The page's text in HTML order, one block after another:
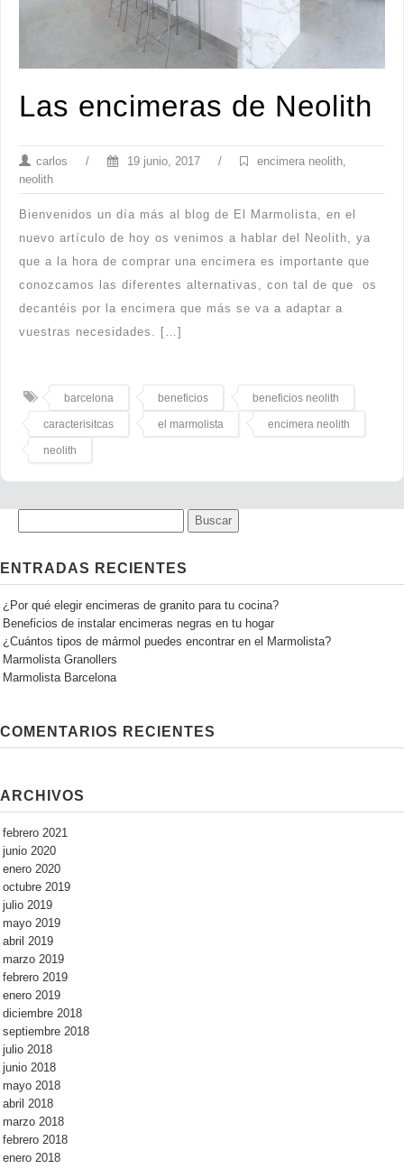
Las encimeras de Neolith
carlos / 19 junio, 2017 / encimera neolith,
neolith
Bienvenidos un día más al blog de El Marmolista, en el
nuevo artículo de hoy os venimos a hablar del Neolith, ya
que a la hora de comprar una encimera es importante que
conozcamos las diferentes alternativas, con tal de que os
decantéis por la encimera que más se va a adaptar a
vuestras necesidades. […]
barcelona beneficios beneficios neolith
caracterisitcas el marmolista encimera neolith
neolith
ENTRADAS RECIENTES
¿Por qué elegir encimeras de granito para tu cocina?
Beneficios de instalar encimeras negras en tu hogar
¿Cuántos tipos de mármol puedes encontrar en el Marmolista?
Marmolista Granollers
Marmolista Barcelona
COMENTARIOS RECIENTES
ARCHIVOS
febrero 2021
junio 2020
enero 2020
octubre 2019
julio 2019
mayo 2019
abril 2019
marzo 2019
febrero 2019
enero 2019
diciembre 2018
septiembre 2018
julio 2018
junio 2018
mayo 2018
abril 2018
marzo 2018
febrero 2018
enero 2018